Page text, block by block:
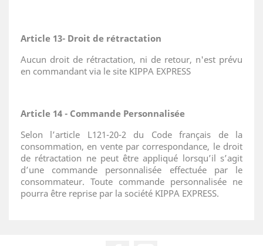
Article 13- Droit de rétractation
Aucun droit de rétractation, ni de retour, n'est prévu
en commandant via le site KIPPA EXPRESS
Article 14 - Commande Personnalisée
Selon l’article L121-20-2 du Code français de la
consommation, en vente par correspondance, le droit
de rétractation ne peut être appliqué lorsqu’il s’agit
d’une commande personnalisée effectuée par le
consommateur. Toute commande personnalisée ne
pourra être reprise par la société KIPPA EXPRESS.